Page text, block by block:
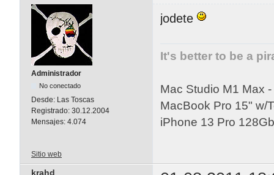
Administrador
No conectado
Desde: Las Toscas
Registrado: 30.12.2004
Mensajes: 4.074
jodete
It's better to be a
Mac Studio M1 Max
MacBook Pro 15" w/
iPhone 13 Pro
Sitio web
krahd